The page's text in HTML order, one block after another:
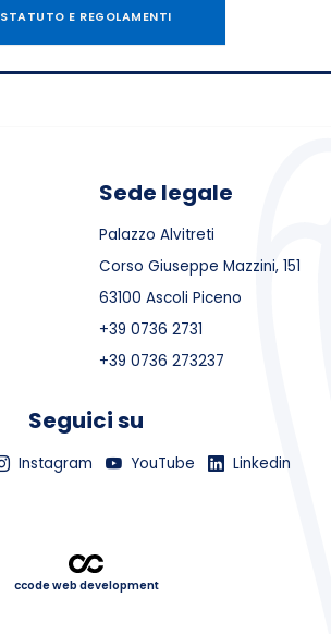
STATUTO E REGOLAMENTI
Sede legale
Palazzo Alvitreti
Corso Giuseppe Mazzini, 151
63100 Ascoli Piceno
+39 0736 2731
+39 0736 273237
Seguici su
Instagram YouTube Linkedin
ccode web development